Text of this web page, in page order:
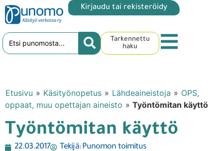
Kirjaudu tai rekisteröidy
Tarkennettu
haku
Etusivu » Käsityönopetus » Lähdeaineistoja » OPS,
oppaat, muu opettajan aineisto » Työntömitan käyttö
Työntömitan käyttö
22.03.2017 Tekijä:Punomon toimitus